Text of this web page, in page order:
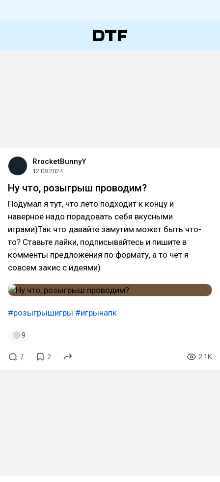
RrocketBunnyY
12.08.2024
Ну что, розыгрыш проводим?
Подумал я тут, что лето подходит к концу и
наверное надо порадовать себя вкусными
играми)Так что давайте замутим может быть что-
то? Ставьте лайки, подписывайтесь и пишите в
комменты предложения по формату, а то чет я
совсем закис с идеями)
#розыгрышигры #игрынапк
9
7 2 2.1K